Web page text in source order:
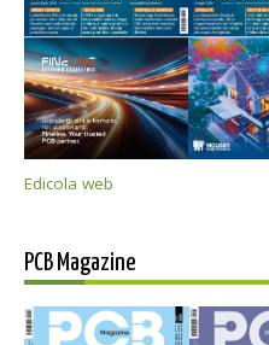
Edicola web
PCB Magazine